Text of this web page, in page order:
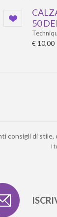
50
€ 10,00
consigli di
I